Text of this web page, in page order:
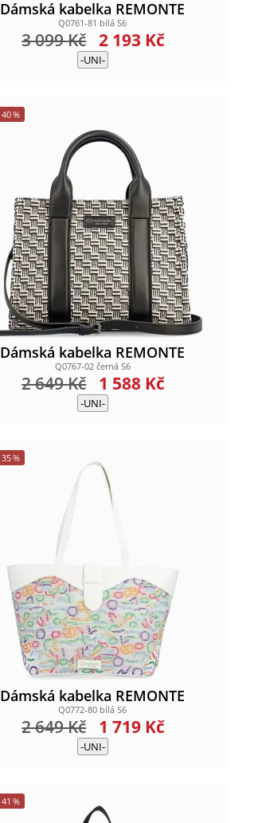
Dámská kabelka REMONTE
Q0761-81 bílá S6
2 193 Kč
3 099Kč
-UNI-
40%
Dámská kabelka REMONTE
Q0767-02 černá S6
1 588 Kč
2 649Kč
-UNI-
35%
Dámská kabelka REMONTE
Q0772-80 bílá S6
1 719 Kč
2 649Kč
-UNI-
41 %